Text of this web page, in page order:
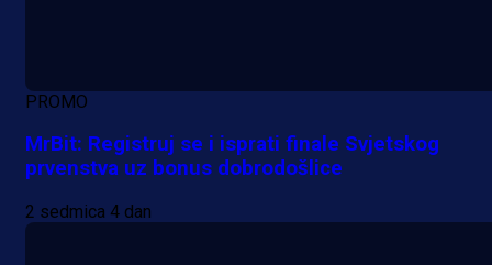
PROMO
MrBit: Registruj se i isprati finale Svjetskog
prvenstva uz bonus dobrodošlice
2 sedmica 4 dan